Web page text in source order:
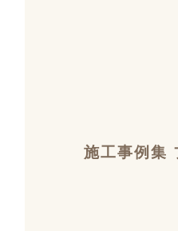
施工事例集